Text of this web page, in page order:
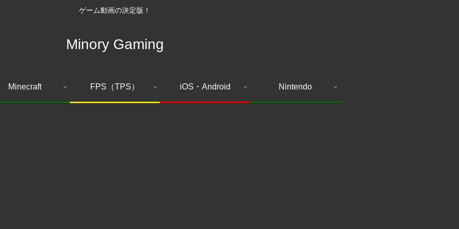
ゲーム動画の決定版！
Minory Gaming
Minecraft FPS（TPS） iOS・Android Nintendo